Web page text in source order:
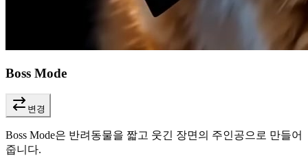
Boss Mode
변경
Boss Mode은 반려동물을 짧고 웃긴 장면의 주인공으로 만들어
줍니다.